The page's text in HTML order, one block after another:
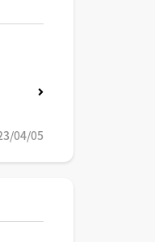
04/05